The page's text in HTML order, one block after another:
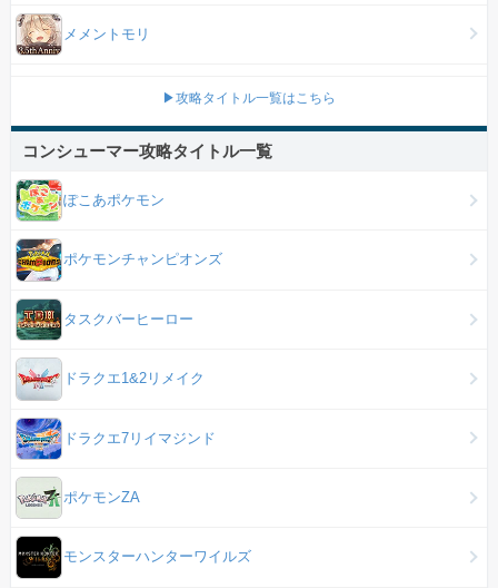
メメントモリ
▶攻略タイトル一覧はこちら
コンシューマー攻略タイトル一覧
ぽこあポケモン
ポケモンチャンピオンズ
タスクバーヒーロー
ドラクエ1&2リメイク
ドラクエ7リイマジンド
ポケモンZA
モンスターハンターワイルズ